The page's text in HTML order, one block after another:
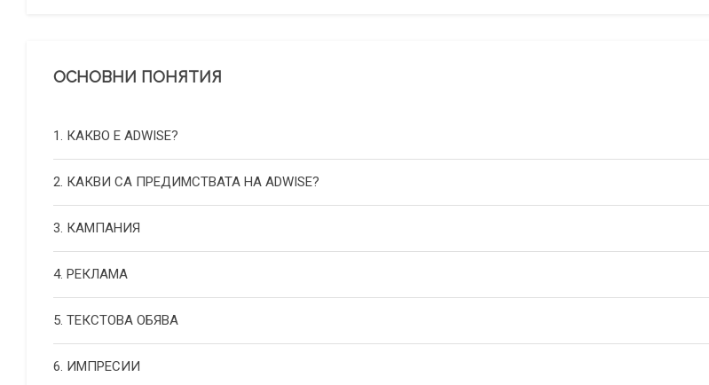
ОСНОВНИ ПОНЯТИЯ
1. КАКВО Е ADWISE?
2. КАКВИ СА ПРЕДИМСТВАТА НА ADWISE?
3. КАМПАНИЯ
4. РЕКЛАМА
5. ТЕКСТОВА ОБЯВА
6. ИМПРЕСИИ